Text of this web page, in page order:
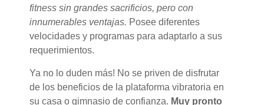
fitness sin grandes sacrificios, pero con
innumerables ventajas. Posee diferentes
velocidades y programas para adaptarlo a sus
requerimientos.
Ya no lo duden más! No se priven de disfrutar
de los beneficios de la plataforma vibratoria en
su casa o gimnasio de confianza. Muy pronto